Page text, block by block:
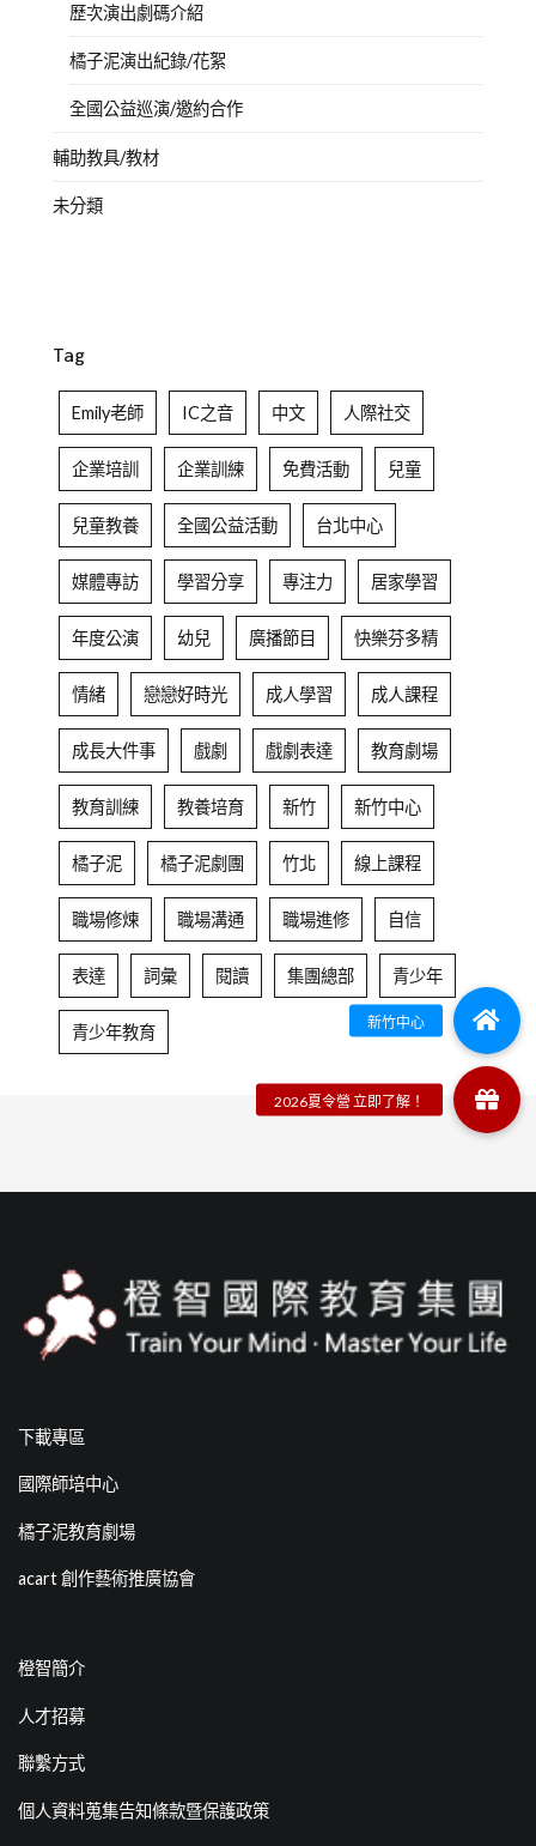
歷次演出劇碼介紹
橘子泥演出紀錄/花絮
全國公益巡演/邀約合作
輔助教具/教材
未分類
Tag
Emily老師 IC之音 中文 人際社交
企業培訓 企業訓練 免費活動 兒童
兒童教養 全國公益活動 台北中心
媒體專訪 學習分享 專注力 居家學習
年度公演 幼兒 廣播節目 快樂芬多精
情緒 戀戀好時光 成人學習 成人課程
成長大件事 戲劇 戲劇表達 教育劇場
教育訓練 教養培育 新竹 新竹中心
橘子泥 橘子泥劇團 竹北 線上課程
職場修煉 職場溝通 職場進修 自信
表達 詞彙 閱讀 集團總部 青少年
青少年教育
下載專區
國際師培中心
橘子泥教育劇場
acart 創作藝術推廣協會
橙智簡介
人才招募
聯繫方式
個人資料蒐集告知條款暨保護政策